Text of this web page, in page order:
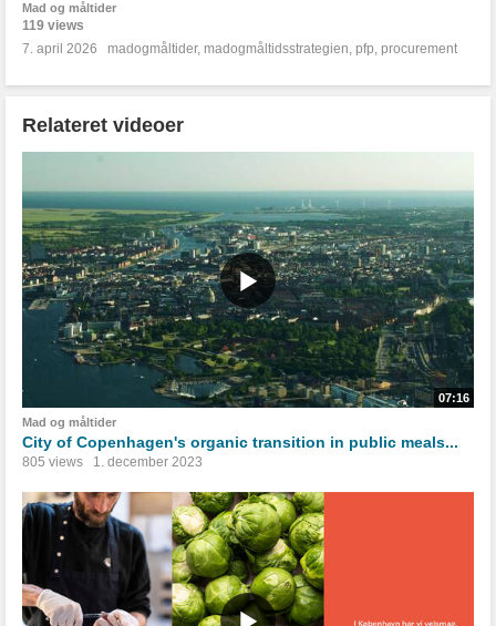
Mad og måltider
119 views
7. april 2026
madogmåltider, madogmåltidsstrategien, pfp, procurement
Relateret videoer
07:16
Mad og måltider
City of Copenhagen's organic transition in public meals...
805 views 1. december 2023